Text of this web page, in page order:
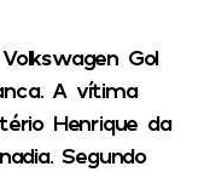
Gol
A vítima
Henrique da
Segundo